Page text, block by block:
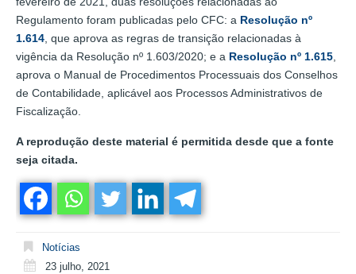
Regulamento foram publicadas pelo CFC: a Resolução nº
1.614 , que aprova as regras de transição relacionadas à
vigência da Resolução nº 1.603/2020; e a Resolução nº 1.615
aprova o Manual de Procedimentos Processuais dos Conselhos
de Contabilidade, aplicável aos Processos Administrativos de
Fiscalização.
A reprodução deste material é permitida desde que a fonte
seja citada.
Notícias
23 julho, 2021